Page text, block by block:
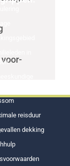
reisduur
dekking